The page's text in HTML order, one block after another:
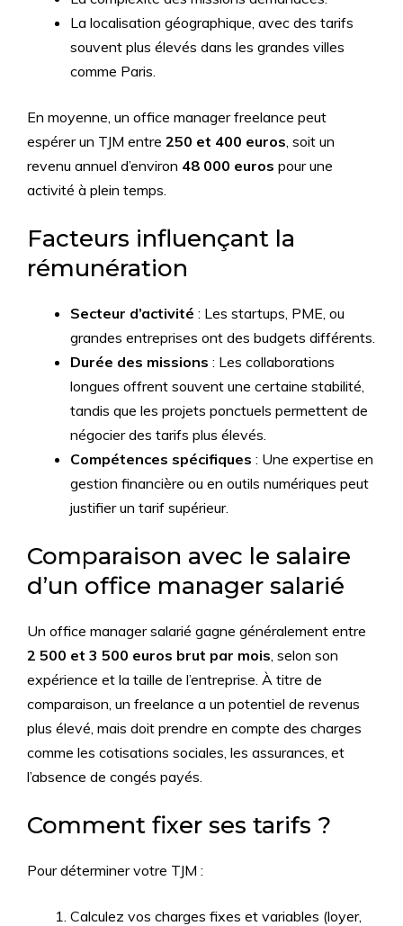
La localisation géographique, avec des tarifs
souvent plus élevés dans les grandes villes
comme Paris.
En moyenne, un office manager freelance peut
espérer un TJM entre 250 et 400 euros, soit un
revenu annuel d’environ 48 000 euros pour une
activité à plein temps.
Facteurs influençant la
rémunération
Secteur d’activité : Les startups, PME, ou
grandes entreprises ont des budgets différents.
Durée des missions : Les collaborations
longues offrent souvent une certaine stabilité,
tandis que les projets ponctuels permettent de
négocier des tarifs plus élevés.
Compétences spécifiques : Une expertise en
gestion financière ou en outils numériques peut
justifier un tarif supérieur.
Comparaison avec le salaire
d’un office manager salarié
Un office manager salarié gagne généralement entre
2 500 et 3 500 euros brut par mois, selon son
expérience et la taille de l’entreprise. À titre de
comparaison, un freelance a un potentiel de revenus
plus élevé, mais doit prendre en compte des charges
comme les cotisations sociales, les assurances, et
l’absence de congés payés.
Comment fixer ses tarifs ?
Pour déterminer votre TJM :
Calculez vos charges fixes et variables (loyer,